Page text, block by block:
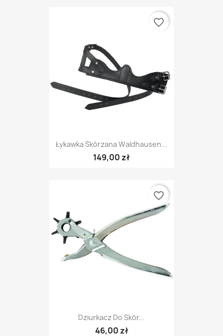
Łykawka Skórzana Waldhausen...
149,00 zł
favorite_border
Dziurkacz Do Skór...
46,00 zł
favorite_border